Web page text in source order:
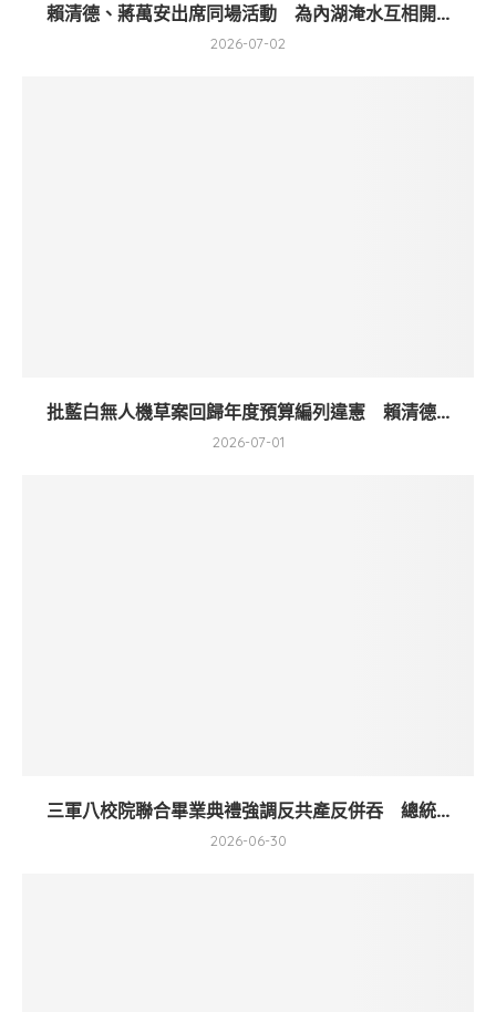
賴清德、蔣萬安出席同場活動 為內湖淹水互相開...
2026-07-02
批藍白無人機草案回歸年度預算編列違憲 賴清德...
2026-07-01
三軍八校院聯合畢業典禮強調反共產反併吞 總統...
2026-06-30